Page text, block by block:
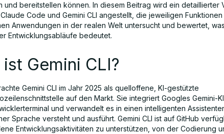
und bereitstellen können. In diesem Beitrag wird ein detaillierter
Code und Gemini CLI angestellt, die jeweiligen Funktionen
Anwendungen in der realen Welt untersucht und bewertet,
Entwicklungsabläufe bedeutet.
ist Gemini CLI?
Gemini CLI im Jahr 2025 als quelloffene, KI-gestützte
auf den Markt. Sie integriert Googles Gemini-
und verwandelt es in einen intelligenten
Sprache versteht und ausführt. Gemini CLI ist auf GitHub
Entwicklungsaktivitäten zu unterstützen, von der Codierung